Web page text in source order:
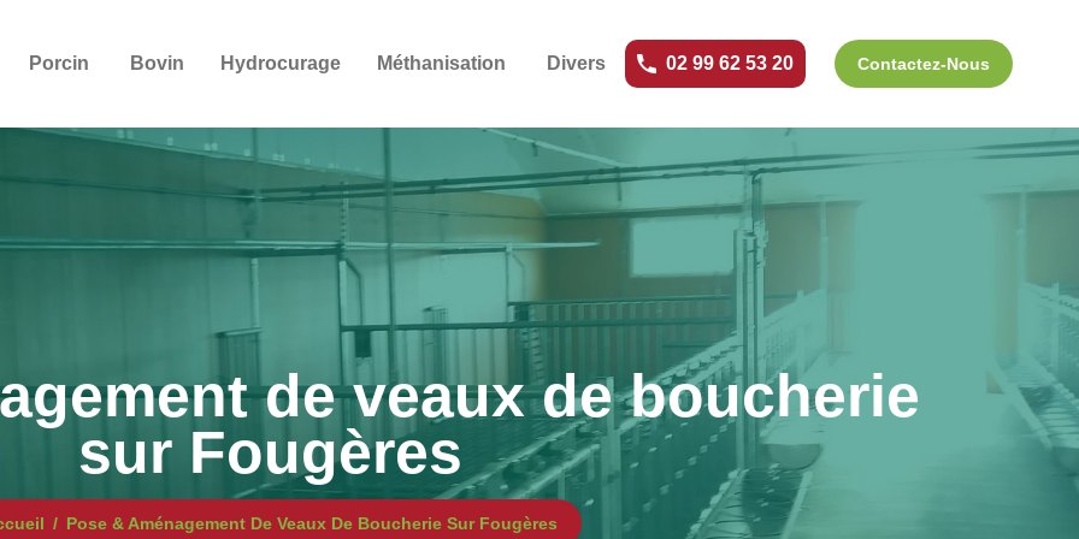
Porcin Bovin Hydrocurage Méthanisation Divers 02 99 62 53 20 Contactez-Nous
de veaux de boucherie
sur Fougères
Pose & Aménagement De Veaux De Boucherie Sur Fougères